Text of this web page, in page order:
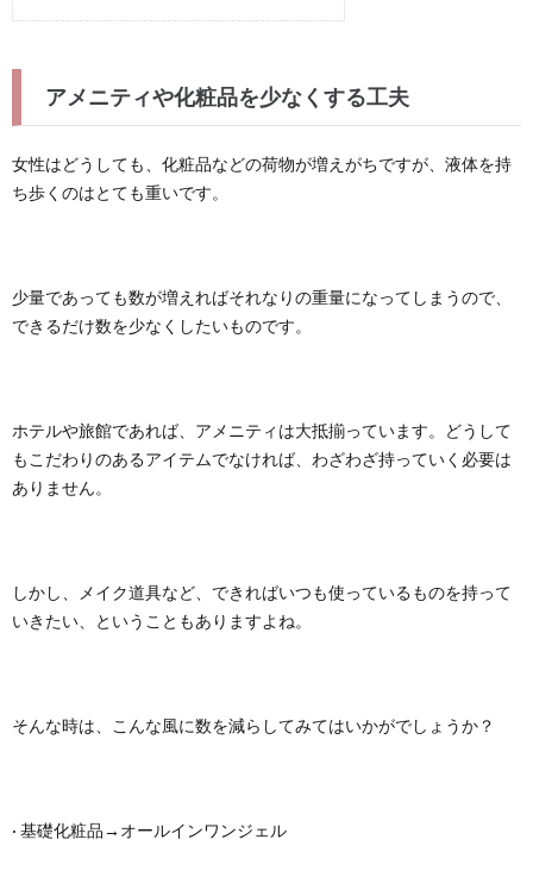
アメニティや化粧品を少なくする工夫
女性はどうしても、化粧品などの荷物が増えがちですが、液体を持
ち歩くのはとても重いです。
少量であっても数が増えればそれなりの重量になってしまうので、
できるだけ数を少なくしたいものです。
ホテルや旅館であれば、アメニティは大抵揃っています。どうして
もこだわりのあるアイテムでなければ、わざわざ持っていく必要は
ありません。
しかし、メイク道具など、できればいつも使っているものを持って
いきたい、ということもありますよね。
そんな時は、こんな風に数を減らしてみてはいかがでしょうか？
· 基礎化粧品→オールインワンジェル